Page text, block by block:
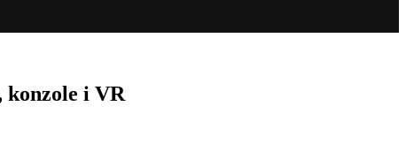
konzole i VR